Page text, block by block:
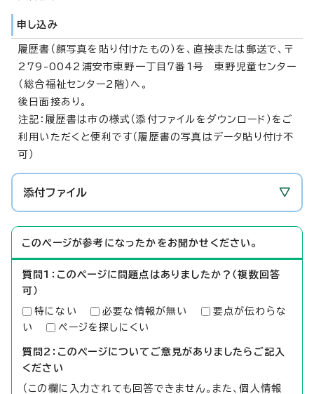
申し込み
履歴書（顔写真を貼り付けたもの）を、直接または郵送で、〒
279-0042浦安市東野一丁目7番1号 東野児童センター
（総合福祉センター2階）へ。
後日面接あり。
注記：履歴書は市の様式（添付ファイルをダウンロード）をご
利用いただくと便利です（履歴書の写真はデータ貼り付け不
可）
添付ファイル
このページが参考になったかをお聞かせください。
質問1：このページに問題点はありましたか？（複数回答
可）
特にない 必要な情報が無い
要点が伝わらな
い
ページを探しにくい
質問2：このページについてご意見がありましたらご記入
ください
（この欄に入力されても回答できません。また、個人情報